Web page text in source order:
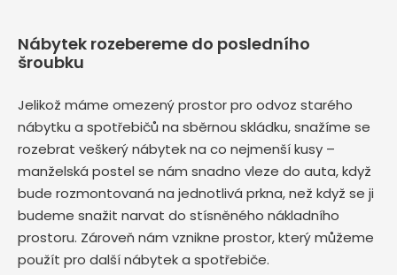
Nábytek rozebereme do posledního
šroubku
Jelikož máme omezený prostor pro odvoz starého
nábytku a spotřebičů na sběrnou skládku, snažíme se
rozebrat veškerý nábytek na co nejmenší kusy –
manželská postel se nám snadno vleze do auta, když
bude rozmontovaná na jednotlivá prkna, než když se ji
budeme snažit narvat do stísněného nákladního
prostoru. Zároveň nám vznikne prostor, který můžeme
použít pro další nábytek a spotřebiče.